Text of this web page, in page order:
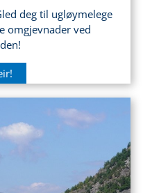
deg til ugløymelege
omgjevnader ved